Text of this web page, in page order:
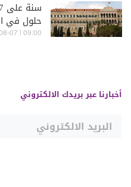
حلول في
09:00 | 2026-08-07
أخبارنا عبر بريدك الالكتروني